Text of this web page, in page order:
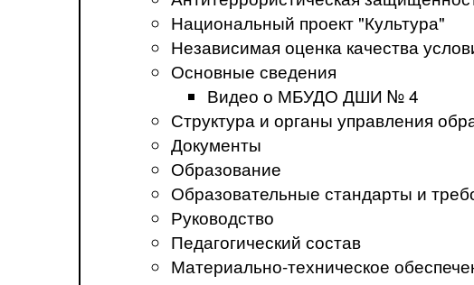
Национальный проект "Культура"
Независимая оценка качества
Основные сведения
Видео о МБУДО ДШИ № 4
Структура и органы управления
Документы
Образование
Образовательные стандарты и
Руководство
Педагогический состав
Материально-техническое